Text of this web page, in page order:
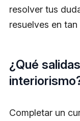
resolver tus
resuelves en
¿Qué
Completar un